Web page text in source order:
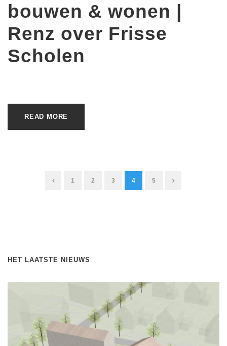
bouwen & wonen |
Renz over Frisse
Scholen
READ MORE
1 2 3 4 5
HET LAATSTE NIEUWS